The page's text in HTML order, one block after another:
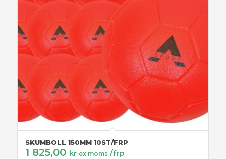
SKUMBOLL 150MM 10ST/FRP
1 825,00 kr ex moms /frp